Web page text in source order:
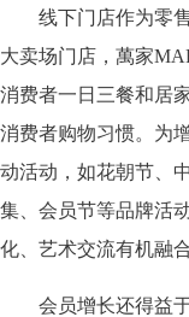
线下门店作为零售
大卖场门店，萬家
消费者一日三餐和居
消费者购物习惯。为
动活动，如花朝节、
集、会员节等品牌活
化、艺术交流有机融
会员增长还得益于